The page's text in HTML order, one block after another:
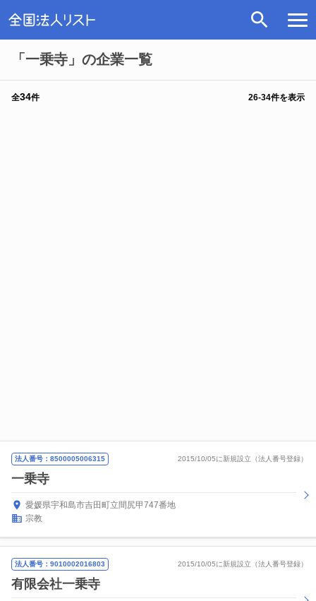
「一乗寺」の企業一覧
全34件 26-34件を表示
法人番号：8500005006315 2015/10/05に新規設立（法人番号登録）
一乗寺
愛媛県宇和島市吉田町立間尻甲747番地
宗教
法人番号：9010002016803 2015/10/05に新規設立（法人番号登録）
有限会社一乗寺